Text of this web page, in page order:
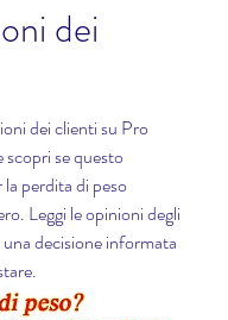
dei
dei clienti su Pro
scopri se questo
perdita di peso
Leggi le opinioni degli
decisione informata